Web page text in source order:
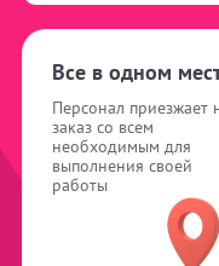
Все в одном
Персонал приезжает
заказ со всем
необходимым для
выполнения своей
работы